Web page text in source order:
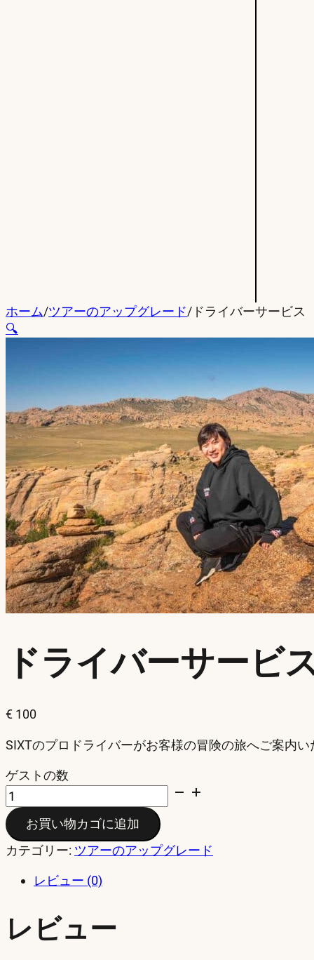
ホーム/ツアーのアップグレード/ ドライバーサービス
🔍
ドライバーサービ
€ 100
SIXTのプロドライバーがお客様の冒険の旅へご案内
ゲストの数
Driver
Service
個
お買い物カゴに追加
カテゴリー: ツアーのアップグレード
レビュー (0)
レビュー